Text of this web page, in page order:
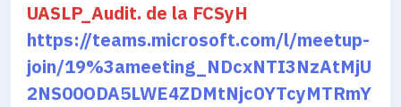
UASLP_Audit. de la FCSyH
https://teams.microsoft.com/l/meetup-
join/19%3ameeting_NDcxNTI3NzAtMjU
2NS00ODA5LWE4ZDMtNjc0YTcyMTRmY